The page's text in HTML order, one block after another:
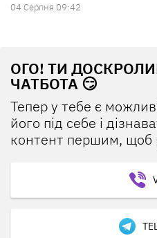
04 Серпня 09:42
ОГО! ТИ
ЧАТБОТА 😏
Тепер у тебе є
його під себе і
контент першим, щоб